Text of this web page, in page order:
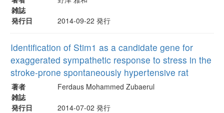
雑誌
発行日
2014-09-22 発行
Identification of Stim1 as a candidate gene for
exaggerated sympathetic response to stress in the
stroke-prone spontaneously hypertensive rat
著者
Ferdaus Mohammed Zubaerul
雑誌
発行日
2014-07-02 発行